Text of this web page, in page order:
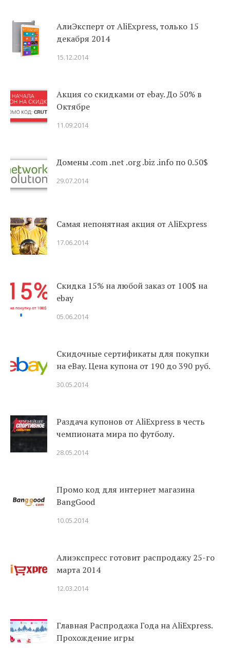
АлиЭксперт от AliExpress, только 15
декабря 2014
15.12.2014
Акция со скидками от ebay. До 50% в
Октябре
11.09.2014
Домены .com .net .org .biz .info по 0.50$
29.07.2014
Самая непонятная акция от AliExpress
17.06.2014
Скидка 15% на любой заказ от 100$ на
ebay
05.06.2014
Скидочные сертификаты для покупки
на eBay. Цена купона от 190 до 390 руб.
30.05.2014
Раздача купонов от AliExpress в честь
чемпионата мира по футболу.
28.05.2014
Промо код для интернет магазина
BangGood
10.05.2014
Алиэкспресс готовит распродажу 25-го
марта 2014
12.03.2014
Главная Распродажа Года на AliExpress.
Прохождение игры